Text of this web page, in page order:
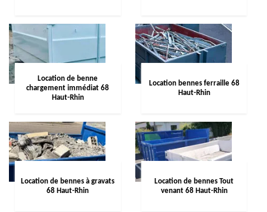
Location de benne
chargement immédiat 68
Haut-Rhin
Location bennes ferraille 68
Haut-Rhin
Location de bennes à gravats
68 Haut-Rhin
Location de bennes Tout
venant 68 Haut-Rhin